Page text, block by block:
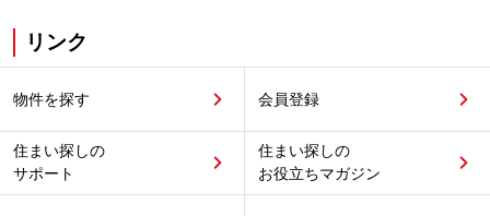
リンク
物件を探す 会員登録
住まい探しの
サポート
住まい探しの
お役立ちマガジン